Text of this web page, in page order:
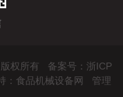
权所有 备案号：浙ICP
： 食品机械设备网
管理